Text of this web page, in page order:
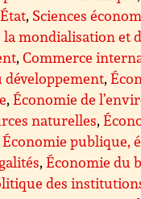
, Sciences
la mondialisation et
,Commerce
développement,
,Économie de
naturelles,
Économie publique,
,Économie du
des